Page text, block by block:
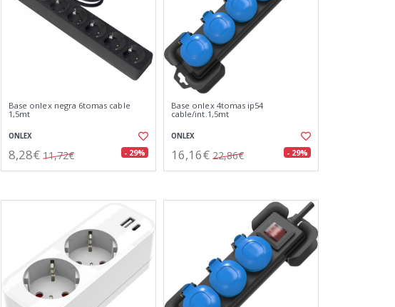
Base onlex negra 6tomas cable
1,5mt
ONLEX
8,28€ 11,72€ - 29%
Base onlex 4tomas ip54
cable/int.1,5mt
ONLEX
16,16€ 22,86€ - 29%